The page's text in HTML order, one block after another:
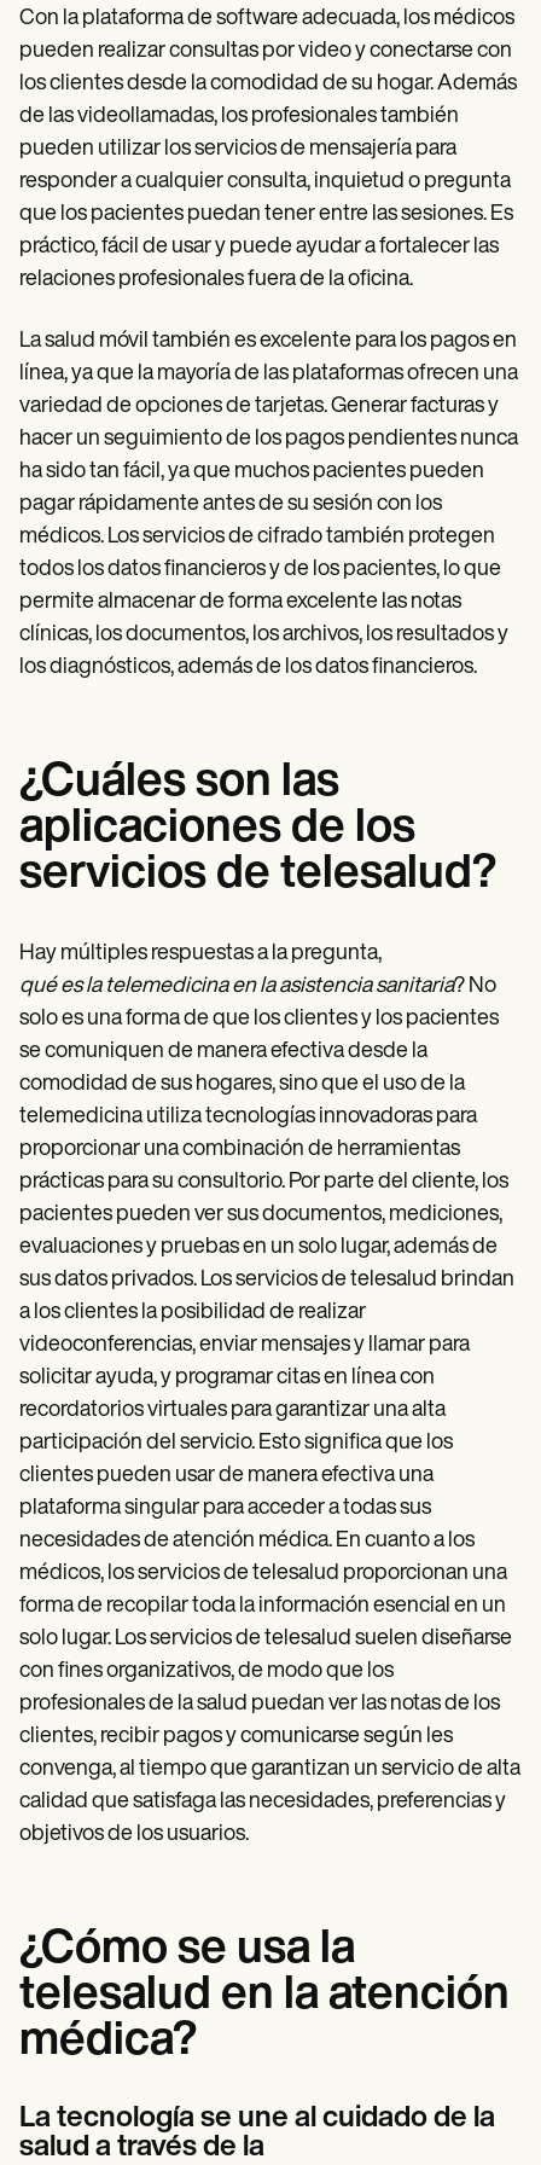
Con la plataforma de software adecuada, los médicos
pueden realizar consultas por video y conectarse con
los clientes desde la comodidad de su hogar. Además
de las videollamadas, los profesionales también
pueden utilizar los servicios de mensajería para
responder a cualquier consulta, inquietud o pregunta
que los pacientes puedan tener entre las sesiones. Es
práctico, fácil de usar y puede ayudar a fortalecer las
relaciones profesionales fuera de la oficina.
La salud móvil también es excelente para los pagos en
línea, ya que la mayoría de las plataformas ofrecen una
variedad de opciones de tarjetas. Generar facturas y
hacer un seguimiento de los pagos pendientes nunca
ha sido tan fácil, ya que muchos pacientes pueden
pagar rápidamente antes de su sesión con los
médicos. Los servicios de cifrado también protegen
todos los datos financieros y de los pacientes, lo que
permite almacenar de forma excelente las notas
clínicas, los documentos, los archivos, los resultados y
los diagnósticos, además de los datos financieros.
¿Cuáles son las
aplicaciones de los
servicios de telesalud?
Hay múltiples respuestas a la pregunta,
qué es la telemedicina en la asistencia sanitaria? No
solo es una forma de que los clientes y los pacientes
se comuniquen de manera efectiva desde la
comodidad de sus hogares, sino que el uso de la
telemedicina utiliza tecnologías innovadoras para
proporcionar una combinación de herramientas
prácticas para su consultorio. Por parte del cliente, los
pacientes pueden ver sus documentos, mediciones,
evaluaciones y pruebas en un solo lugar, además de
sus datos privados. Los servicios de telesalud brindan
a los clientes la posibilidad de realizar
videoconferencias, enviar mensajes y llamar para
solicitar ayuda, y programar citas en línea con
recordatorios virtuales para garantizar una alta
participación del servicio. Esto significa que los
clientes pueden usar de manera efectiva una
plataforma singular para acceder a todas sus
necesidades de atención médica. En cuanto a los
médicos, los servicios de telesalud proporcionan una
forma de recopilar toda la información esencial en un
solo lugar. Los servicios de telesalud suelen diseñarse
con fines organizativos, de modo que los
profesionales de la salud puedan ver las notas de los
clientes, recibir pagos y comunicarse según les
convenga, al tiempo que garantizan un servicio de alta
calidad que satisfaga las necesidades, preferencias y
objetivos de los usuarios.
¿Cómo se usa la
telesalud en la atención
médica?
La tecnología se une al cuidado de la
salud a través de la